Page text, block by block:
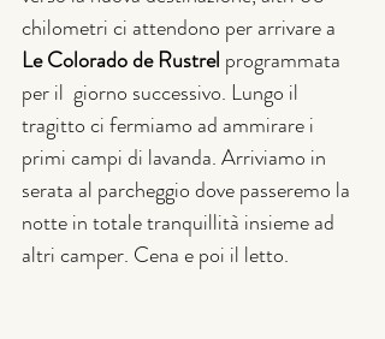
chilometri ci attendono per arrivare a
Le Colorado de Rustrel programmata
per il  giorno successivo. Lungo il
tragitto ci fermiamo ad ammirare i
primi campi di lavanda. Arriviamo in
serata al parcheggio dove passeremo la
notte in totale tranquillità insieme ad
altri camper. Cena e poi il letto.